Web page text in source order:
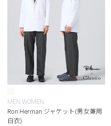
MEN WOMEN
Ron Herman ジャケット(男女兼用
白衣)